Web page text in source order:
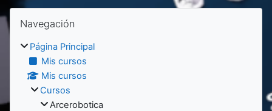
Bloques
Bloques
Salta Navegación
Navegación
Página Principal
Mis cursos
Mis cursos
Cursos
Arcerobotica